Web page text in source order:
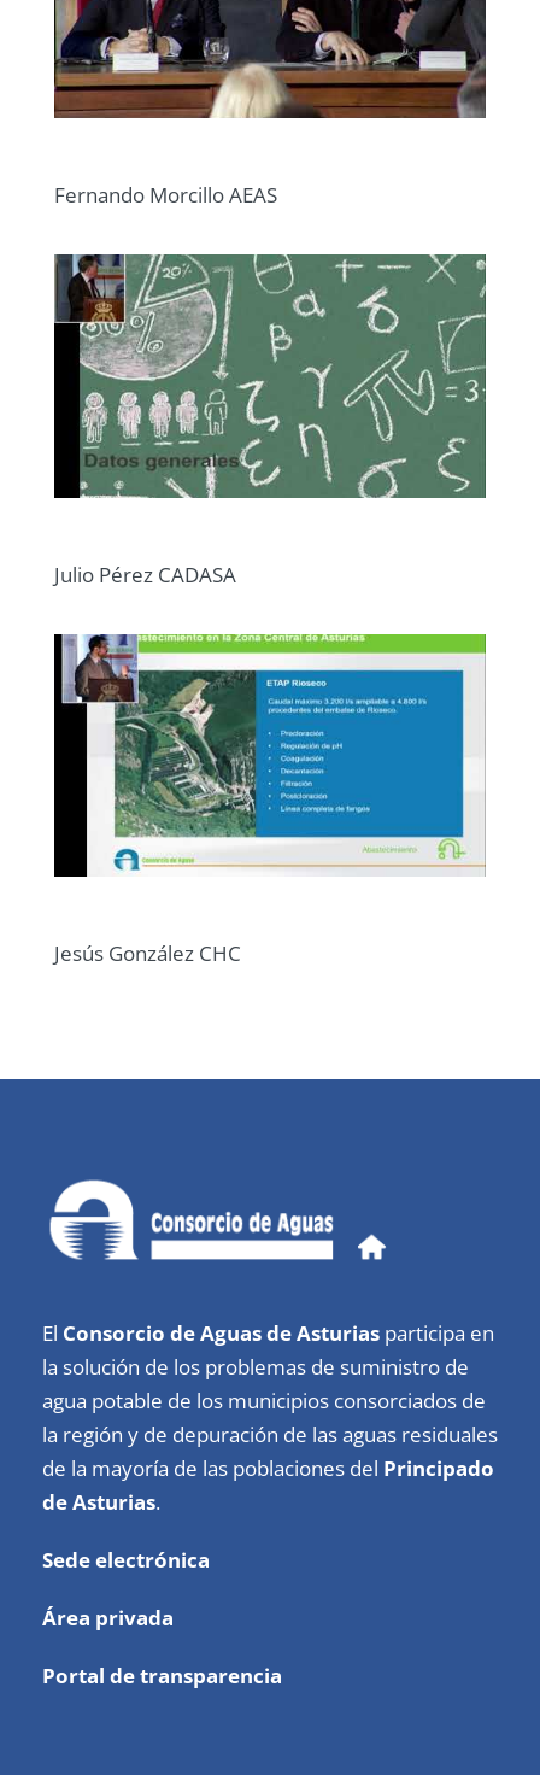
Fernando Morcillo AEAS
Julio Pérez CADASA
Jesús González CHC
El Consorcio de Aguas de Asturias participa en
la solución de los problemas de suministro de
agua potable de los municipios consorciados de
la región y de depuración de las aguas residuales
de la mayoría de las poblaciones del Principado
de Asturias.
Sede electrónica
Área privada
Portal de transparencia